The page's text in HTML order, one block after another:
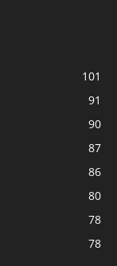
101
91
90
87
86
80
78
78